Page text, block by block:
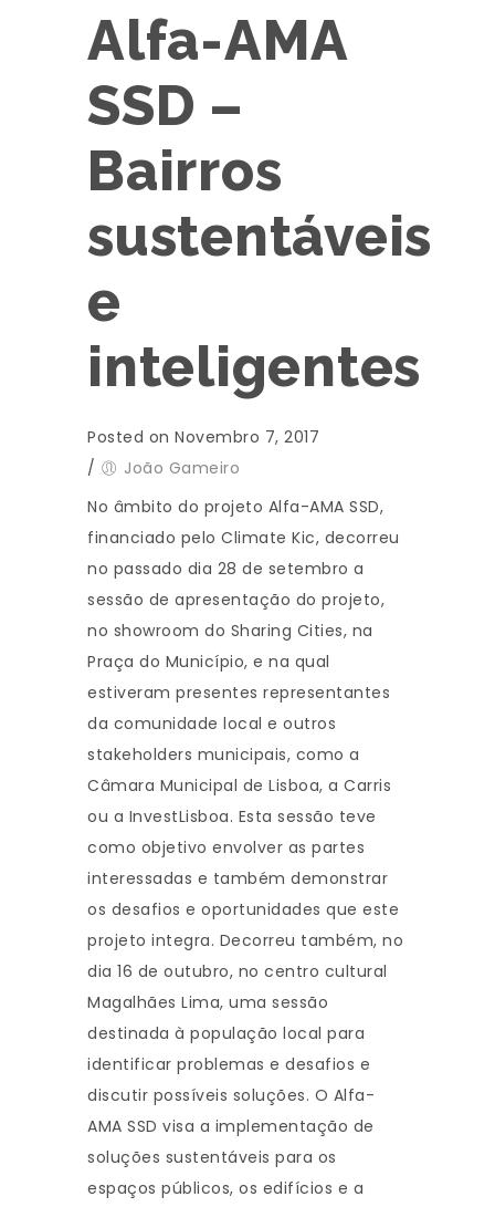
Alfa-AMA
SSD –
Bairros
sustentáveis
e
inteligentes
Posted on Novembro 7, 2017
/
João Gameiro
No âmbito do projeto Alfa-AMA SSD,
financiado pelo Climate Kic, decorreu
no passado dia 28 de setembro a
sessão de apresentação do projeto,
no showroom do Sharing Cities, na
Praça do Município, e na qual
estiveram presentes representantes
da comunidade local e outros
stakeholders municipais, como a
Câmara Municipal de Lisboa, a Carris
ou a InvestLisboa. Esta sessão teve
como objetivo envolver as partes
interessadas e também demonstrar
os desafios e oportunidades que este
projeto integra. Decorreu também, no
dia 16 de outubro, no centro cultural
Magalhães Lima, uma sessão
destinada à população local para
identificar problemas e desafios e
discutir possíveis soluções. O Alfa-
AMA SSD visa a implementação de
soluções sustentáveis para os
espaços públicos, os edifícios e a